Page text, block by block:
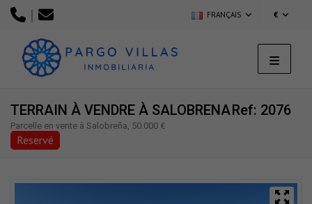
| FRANÇAIS €
Ref: 2076
TERRAIN À VENDRE À SALOBRENA
Parcelle en vente à Salobreña, 50.000 €
Reservé